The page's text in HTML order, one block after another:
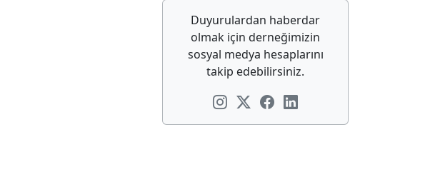
Duyurulardan haberdar
olmak için derneğimizin
sosyal medya hesaplarını
takip edebilirsiniz.